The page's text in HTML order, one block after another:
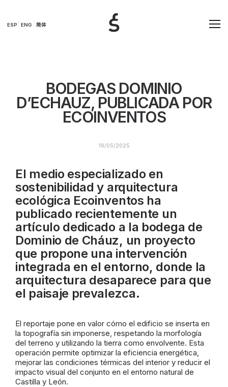
ESP ENG 简体
BODEGAS DOMINIO
D’ECHAUZ, PUBLICADA POR
ECOINVENTOS
19/05/2025
El medio especializado en
sostenibilidad y arquitectura
ecológica Ecoinventos ha
publicado recientemente un
artículo dedicado a la bodega de
Dominio de Cháuz, un proyecto
que propone una intervención
integrada en el entorno, donde la
arquitectura desaparece para que
el paisaje prevalezca.
El reportaje pone en valor cómo el edificio se inserta en
la topografía sin imponerse, respetando la morfología
del terreno y utilizando la tierra como envolvente. Esta
operación permite optimizar la eficiencia energética,
mejorar las condiciones térmicas del interior y reducir el
impacto visual del conjunto en el entorno natural de
Castilla y León.